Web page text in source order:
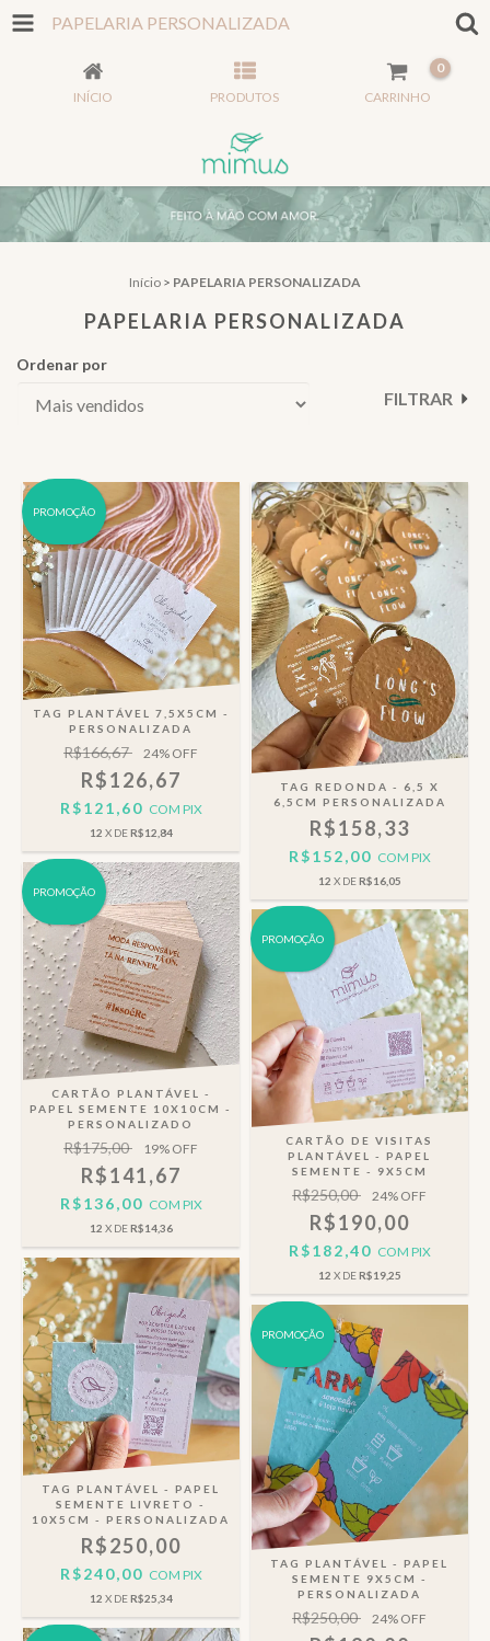
PAPELARIA PERSONALIZADA
INÍCIO PRODUTOS CARRINHO
0
Início > PAPELARIA PERSONALIZADA
PAPELARIA PERSONALIZADA
Ordenar por
FILTRAR
PROMOÇÃO
TAG PLANTÁVEL 7,5X5CM -
PERSONALIZADA
R$166,67 24% OFF
R$126,67
R$121,60 COM PIX
12 X DER$12,84
TAG REDONDA - 6,5 X
6,5CM PERSONALIZADA
R$158,33
R$152,00 COM PIX
12 X DER$16,05
PROMOÇÃO
CARTÃO PLANTÁVEL -
PAPEL SEMENTE 10X10CM -
PERSONALIZADO
R$175,00 19% OFF
R$141,67
R$136,00 COM PIX
12 X DER$14,36
PROMOÇÃO
CARTÃO DE VISITAS
PLANTÁVEL - PAPEL
SEMENTE - 9X5CM
R$250,00 24% OFF
R$190,00
R$182,40 COM PIX
12 X DER$19,25
TAG PLANTÁVEL - PAPEL
SEMENTE LIVRETO -
10X5CM - PERSONALIZADA
R$250,00
R$240,00 COM PIX
12 X DER$25,34
PROMOÇÃO
TAG PLANTÁVEL - PAPEL
SEMENTE 9X5CM -
PERSONALIZADA
R$250,00 24% OFF